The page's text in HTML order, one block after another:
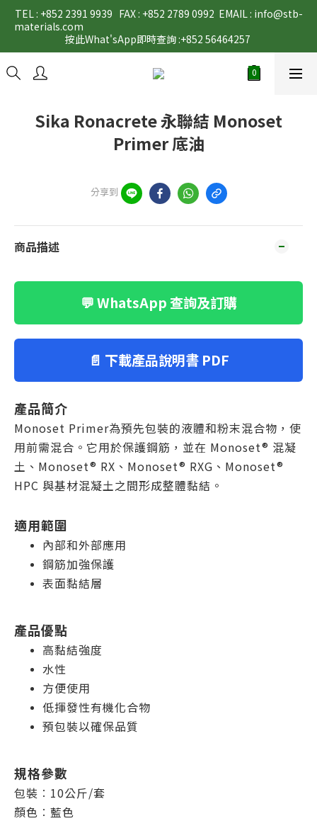
TEL : +852 2391 9939   FAX : +852 2789 0992  EMAIL : info@stb-
materials.com
按此What'sApp即時查詢 :+852 56464257
Sika Ronacrete 永聯結 Monoset
Primer 底油
分享到
商品描述
💬 WhatsApp 查詢及訂購
📄 下載產品說明書 PDF
產品簡介
Monoset Primer為預先包裝的液體和粉末混合物，使
用前需混合。它用於保護鋼筋，並在 Monoset® 混凝
土、Monoset® RX、Monoset® RXG、Monoset®
HPC 與基材混凝土之間形成整體黏結。
適用範圍
內部和外部應用
鋼筋加強保護
表面黏結層
產品優點
高黏結強度
水性
方便使用
低揮發性有機化合物
預包裝以確保品質
規格參數
包裝︰10公斤/套
顏色︰藍色